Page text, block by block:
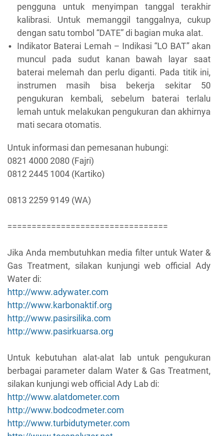
pengguna untuk menyimpan tanggal terakhir
kalibrasi. Untuk memanggil tanggalnya, cukup
dengan satu tombol “DATE” di bagian muka alat.
Indikator Baterai Lemah – Indikasi “LO BAT” akan
muncul pada sudut kanan bawah layar saat
baterai melemah dan perlu diganti. Pada titik ini,
instrumen masih bisa bekerja sekitar 50
pengukuran kembali, sebelum baterai terlalu
lemah untuk melakukan pengukuran dan akhirnya
mati secara otomatis.
Untuk informasi dan pemesanan hubungi:
0821 4000 2080 (Fajri)
0812 2445 1004 (Kartiko)
0813 2259 9149 (WA)
=================================
Jika Anda membutuhkan media filter untuk Water &
Gas Treatment, silakan kunjungi web official Ady
Water di:
http://www.adywater.com
http://www.karbonaktif.org
http://www.pasirsilika.com
http://www.pasirkuarsa.org
Untuk kebutuhan alat-alat lab untuk pengukuran
berbagai parameter dalam Water & Gas Treatment,
silakan kunjungi web official Ady Lab di:
http://www.alatdometer.com
http://www.bodcodmeter.com
http://www.turbidutymeter.com